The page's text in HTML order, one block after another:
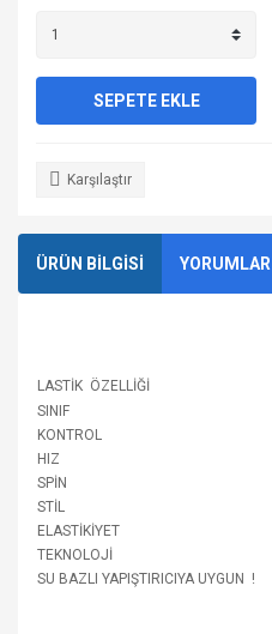
SEPETE EKLE
Karşılaştır
ÜRÜN BİLGİSİ YORUMLAR
LASTİK ÖZELLİĞİ
SINIF
KONTROL
HIZ
SPİN
STİL
ELASTİKİYET
TEKNOLOJİ
SU BAZLI YAPIŞTIRICIYA UYGUN !